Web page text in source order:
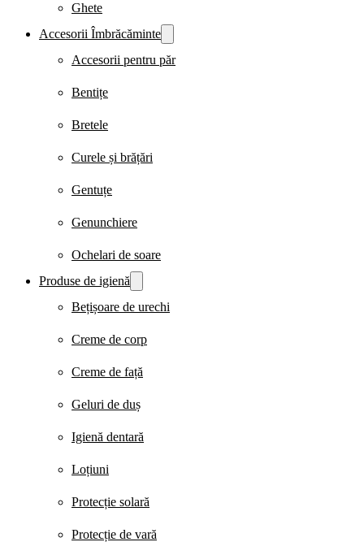
Ghete
Accesorii Îmbrăcăminte
Accesorii pentru păr
Bentițe
Bretele
Curele și brățări
Gentuțe
Genunchiere
Ochelari de soare
Produse de igienă
Bețișoare de urechi
Creme de corp
Creme de față
Geluri de duș
Igienă dentară
Loțiuni
Protecție solară
Protecție de vară